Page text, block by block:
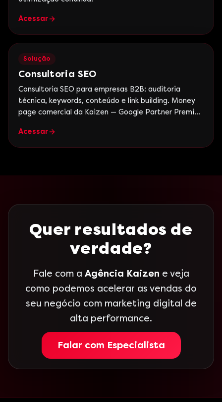
Acessar
Solução
Consultoria SEO
Consultoria SEO para empresas B2B: auditoria
técnica, keywords, conteúdo e link building. Money
page comercial da Kaizen — Google Partner Premier,
Acessar
Quer resultados de
verdade?
Fale com a Agência Kaizen e veja
como podemos acelerar as vendas do
seu negócio com marketing digital de
alta performance.
Falar com Especialista